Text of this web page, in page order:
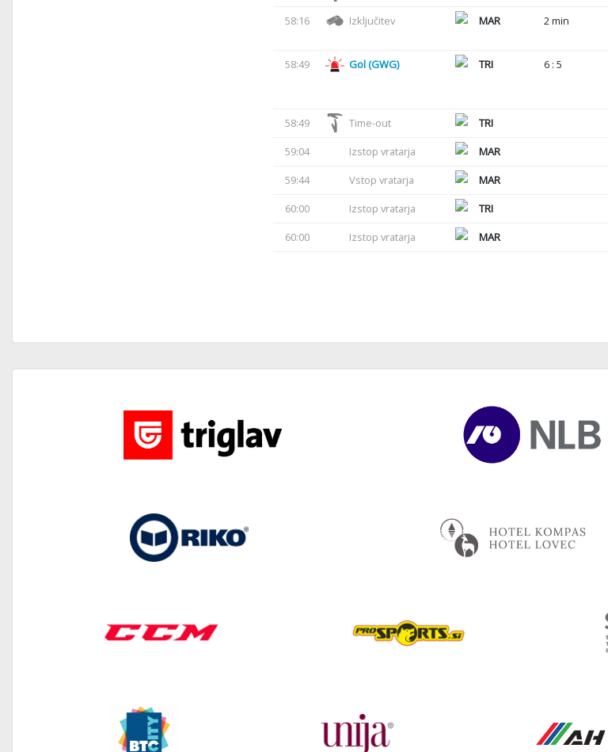
58:16
Izključitev MAR 2 min
58:49 Gol (GWG) TRI 6 : 5
58:49
Time-out
TRI
59:04
Izstop vratarja MAR
59:44
Vstop vratarja MAR
60:00
Izstop vratarja TRI
60:00
Izstop vratarja MAR